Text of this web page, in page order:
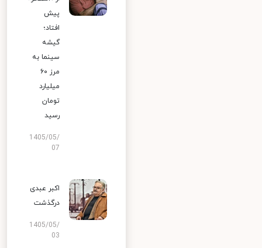
پیش
افتاد؛
گیشه
سینما به
مرز ۶۰
میلیارد
تومان
رسید
1405/05/
07
اکبر عبدی
درگذشت
1405/05/
03